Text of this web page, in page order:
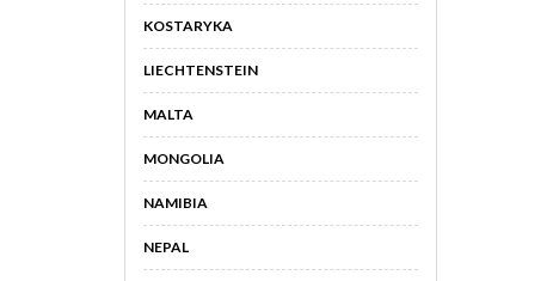
KOSTARYKA
LIECHTENSTEIN
MALTA
MONGOLIA
NAMIBIA
NEPAL